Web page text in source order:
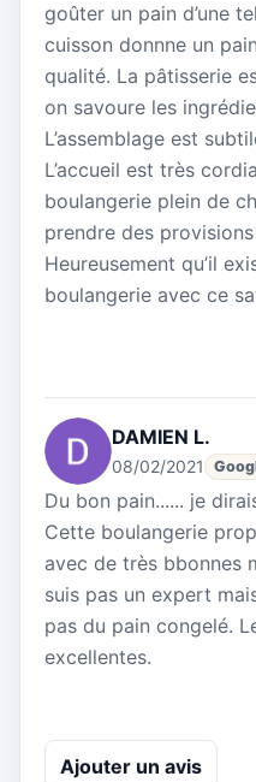
goûter un pain d’une
cuisson donnne un
qualité. La pâtisserie
on savoure les
L’assemblage est
L’accueil est très
boulangerie plein de
prendre des
Heureusement qu’il
boulangerie avec ce
DAMIEN L.
08/02/2021
Du bon pain...... je
Cette boulangerie
avec de très bbonnes
suis pas un expert
pas du pain congelé.
excellentes.
Ajouter un avis